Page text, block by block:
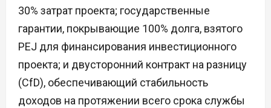
30% затрат проекта; государственные
гарантии, покрывающие 100% долга, взятого
PEJ для финансирования инвестиционного
проекта; и двусторонний контракт на разницу
(CfD), обеспечивающий стабильность
доходов на протяжении всего срока службы